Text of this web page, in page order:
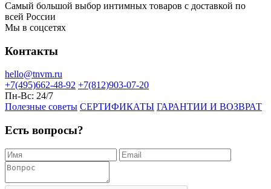
Самый большой выбор интимных товаров с доставкой по
всей России
Мы в соцсетях
Контакты
hello@tnvm.ru
+7(495)662-48-92 +7(812)903-07-20
Пн-Вс: 24/7
Полезные советы СЕРТИФИКАТЫ ГАРАНТИИ И ВОЗВРАТ
Есть вопросы?